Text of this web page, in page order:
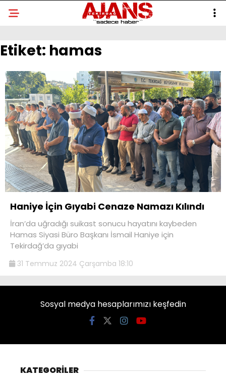
Etiket: hamas
Haniye İçin Gıyabi Cenaze Namazı Kılındı
İran’da uğradığı suikast sonucu hayatını kaybeden
Hamas Siyasi Büro Başkanı İsmail Haniye için
Tekirdağ’da gıyabi
31 Temmuz 2024 Çarşamba 18:10
Sosyal medya hesaplarımızı keşfedin
KATEGORİLER